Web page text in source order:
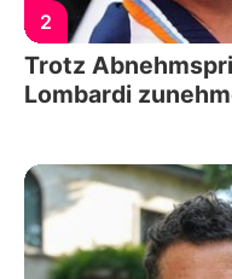
2
Trotz
Lombardi